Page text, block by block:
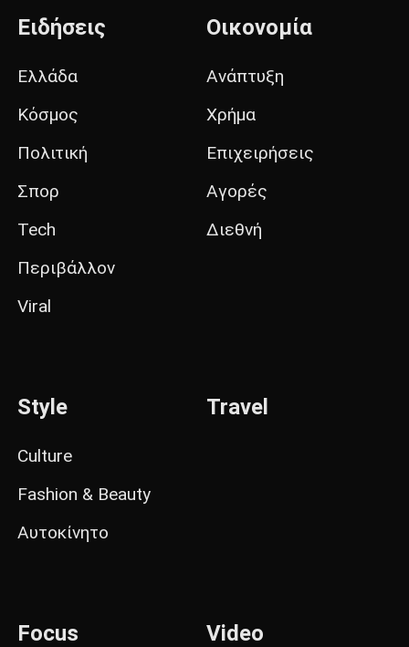
Ειδήσεις
Ελλάδα
Κόσμος
Πολιτική
Σπορ
Tech
Περιβάλλον
Viral
Οικονομία
Ανάπτυξη
Χρήμα
Επιχειρήσεις
Αγορές
Διεθνή
Style
Culture
Fashion & Beauty
Αυτοκίνητο
Travel
Focus Video